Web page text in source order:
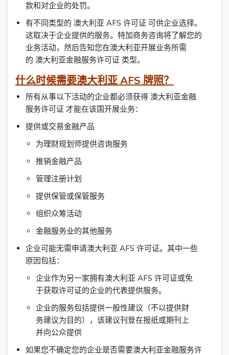
款和对企业的处罚。
有不同类型的 澳大利亚 AFS 许可证 可供企业选择。
这取决于企业提供的服务。特加商务咨询将了解您的
业务活动，然后告知您在澳大利亚开展业务所需
的 澳大利亚金融服务许可证 类型。
什么时候需要澳大利亚 AFS 牌照？
所有从事以下活动的企业都必须获得 澳大利亚金融
服务许可证 才能在该国开展业务：
提供或交易金融产品
为理财规划师提供咨询服务
推销金融产品
管理注册计划
提供保管或保管服务
组织众筹活动
金融服务业的其他服务
企业可能无需申请澳大利亚 AFS 许可证。其中一些
原因包括：
企业作为另一家拥有澳大利亚 AFS 许可证或免
于获取许可证的企业的代表提供服务。
企业的服务包括提供一般性建议（不以提供财
务建议为目的），该建议刊登在报纸或期刊上
并向公众提供
如果您不确定您的企业是否需要澳大利亚金融服务许